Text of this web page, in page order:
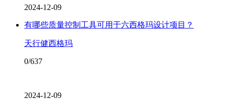
2024-12-09
有哪些质量控制工具可用于六西格玛设计项目？
天行健西格玛
0/637
2024-12-09